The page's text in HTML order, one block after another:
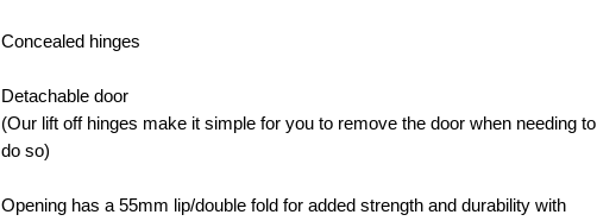
Concealed hinges
Detachable door
(Our lift off hinges make it simple for you to remove the door when needing to
do so)
Opening has a 55mm lip/double fold for added strength and durability with